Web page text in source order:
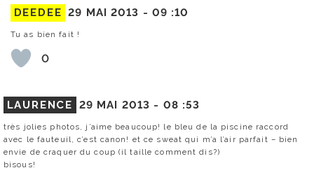
DEEDEE 29 MAI 2013 - 09 :10
Tu as bien fait !
0
LAURENCE 29 MAI 2013 - 08 :53
très jolies photos, j’aime beaucoup! le bleu de la piscine raccord
avec le fauteuil, c’est canon! et ce sweat qui m’a l’air parfait – bien
envie de craquer du coup (il taille comment dis?)
bisous!